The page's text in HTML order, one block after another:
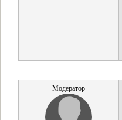
Модератор